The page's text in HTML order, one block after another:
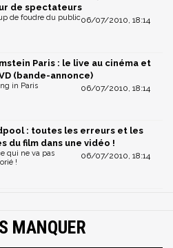
de spectateurs
06/07/2010, 18:14
de foudre du public
Paris : le live au cinéma et
(bande-annonce)
06/07/2010, 18:14
in Paris
: toutes les erreurs et les
du film dans une vidéo !
06/07/2010, 18:14
qui ne va pas
!
MANQUER